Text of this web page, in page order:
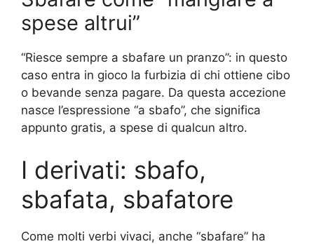
spese altrui”
“Riesce sempre a sbafare un pranzo”: in questo
caso entra in gioco la furbizia di chi ottiene cibo
o bevande senza pagare. Da questa accezione
nasce l’espressione “a sbafo”, che significa
appunto gratis, a spese di qualcun altro.
I derivati: sbafo,
sbafata, sbafatore
Come molti verbi vivaci, anche “sbafare” ha